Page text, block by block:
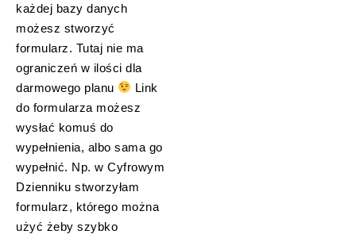
każdej bazy danych
możesz stworzyć
formularz. Tutaj nie ma
ograniczeń w ilości dla
darmowego planu
Link
do formularza możesz
wysłać komuś do
wypełnienia, albo sama go
wypełnić. Np. w Cyfrowym
Dzienniku stworzyłam
formularz, którego można
użyć żeby szybko